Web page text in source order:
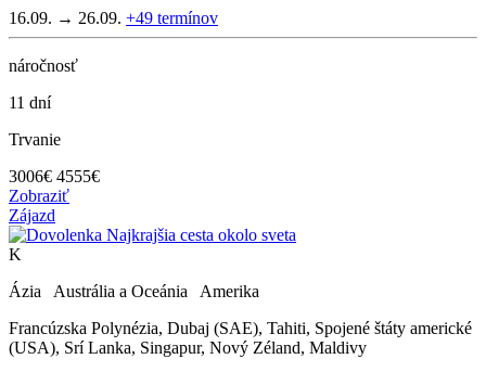
16.09. → 26.09. +49 termínov
náročnosť
11 dní
Trvanie
3006€ 4555€
Zobraziť
Zájazd
K
Ázia Austrália a Oceánia Amerika
Francúzska Polynézia, Dubaj (SAE), Tahiti, Spojené štáty americké
(USA), Srí Lanka, Singapur, Nový Zéland, Maldivy